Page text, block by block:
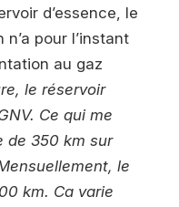
d’essence, le
pour l’instant
au gaz
le réservoir
Ce qui me
de 350 km sur
le
km. Ca varie